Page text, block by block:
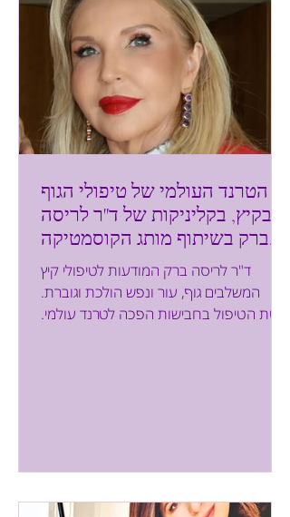
הטרנד העולמי של טיפולי הגוף
בקיץ, בקליניקות של ד"ר לריסה
ברק בשיתוף מותג הקוסמטיקה
TUO COSMETICS
ד"ר לריסה ברק המודעות לטיפולי קיץ
המשלבים גוף, עור ונפש הולכת וגוברת.
שיטת הטיפול בחבישות הפכה לטרנד עולמי.